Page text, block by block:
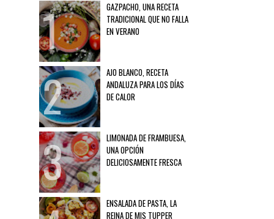
GAZPACHO, UNA RECETA
TRADICIONAL QUE NO FALLA
EN VERANO
AJO BLANCO, RECETA
ANDALUZA PARA LOS DÍAS
DE CALOR
LIMONADA DE FRAMBUESA,
UNA OPCIÓN
DELICIOSAMENTE FRESCA
ENSALADA DE PASTA, LA
REINA DE MIS TUPPER